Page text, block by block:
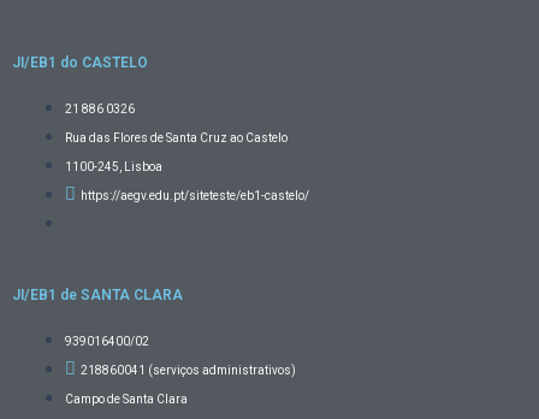
JI/EB1 do CASTELO
21 886 0326
Rua das Flores de Santa Cruz ao Castelo
1100-245, Lisboa
https://aegv.edu.pt/siteteste/eb1-castelo/
JI/EB1 de SANTA CLARA
939016400/02
218860041 (serviços administrativos)
Campo de Santa Clara